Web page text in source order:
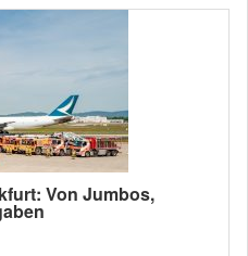
Von Jumbos,